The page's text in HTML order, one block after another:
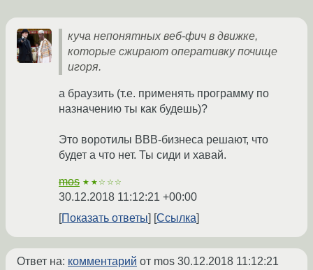
куча непонятных веб-фич в движке,
которые сжирают оперативку почище
игоря.
а браузить (т.е. применять программу по
назначению ты как будешь)?
Это воротилы ВВВ-бизнеса решают, что
будет а что нет. Ты сиди и хавай.
mos ★★☆☆☆
30.12.2018 11:12:21 +00:00
Показать ответы
Ссылка
Ответ на: комментарий от mos 30.12.2018 11:12:21